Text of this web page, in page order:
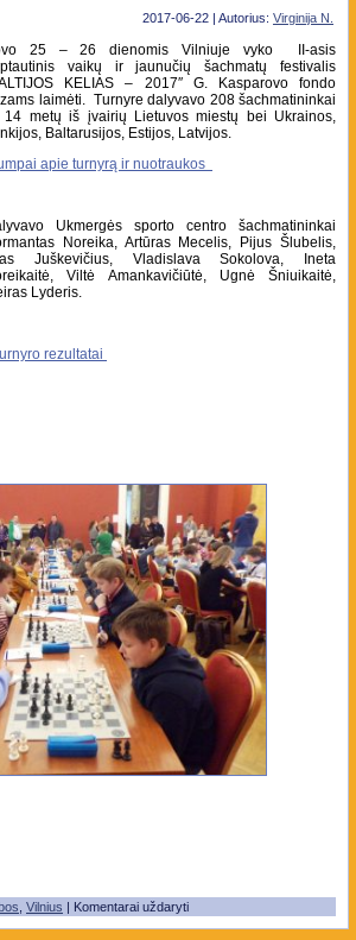
2017-06-22 | Autorius: Virginija N.
25 – 26 dienomis Vilniuje vyko II-asis
vaikų ir jaunučių šachmatų festivalis
KELIAS – 2017″ G. Kasparovo fondo
laimėti. Turnyre dalyvavo 208 šachmatininkai
14 metų iš įvairių Lietuvos miestų bei Ukrainos,
Baltarusijos, Estijos, Latvijos.
apie turnyrą ir nuotraukos
Ukmergės sporto centro šachmatininkai
Noreika, Artūras Mecelis, Pijus Šlubelis,
Juškevičius, Vladislava Sokolova, Ineta
Viltė Amankavičiūtė, Ugnė Šniuikaitė,
Lyderis.
rezultatai
Vilnius | Komentarai uždaryti